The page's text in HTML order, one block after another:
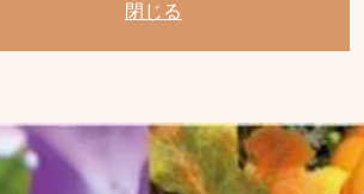
閉じる